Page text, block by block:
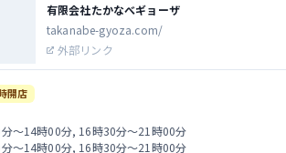
有限会社たかなべギョーザ
takanabe-gyoza.com/
外部リンク
開店
～14時00分, 16時30分～21時00分
～14時00分, 16時30分～21時00分